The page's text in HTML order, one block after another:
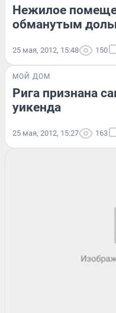
Нежилое
обманутым
25 мая, 2012, 15:48 150
МОЙ ДОМ
Рига признана
уикенда
25 мая, 2012, 15:27 163